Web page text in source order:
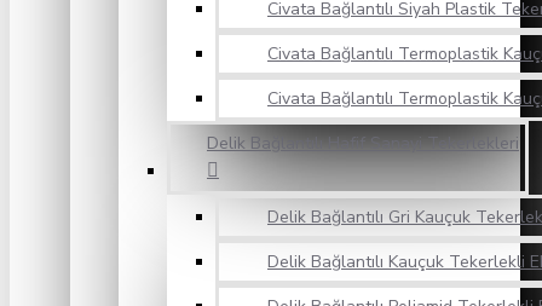
Civata Bağlantılı Siyah Plastik
Civata Bağlantılı Termoplastik
Civata Bağlantılı Termoplastik
Delik Bağlantılı Hafif Sanayi Tekerlekleri
Delik Bağlantılı Gri Kauçuk
Delik Bağlantılı Kauçuk Tekerlekli